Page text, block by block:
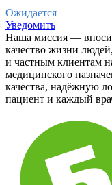
Ожидается
Уведомить
Наша миссия —
качество жизни
и частным клиентам
медицинского
качества, надёжную
пациент и каждый